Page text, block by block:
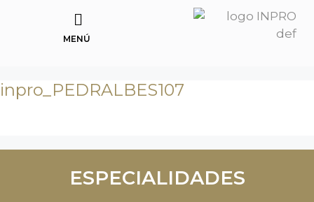
MENÚ
inpro_PEDRALBES107
ESPECIALIDADES